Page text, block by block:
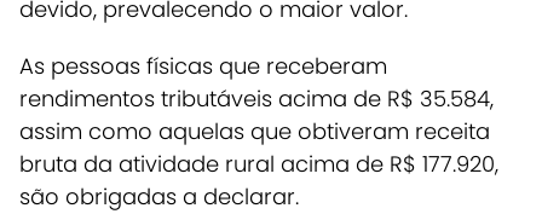
devido, prevalecendo o maior valor.
As pessoas físicas que receberam
rendimentos tributáveis acima de R$ 35.584,
assim como aquelas que obtiveram receita
bruta da atividade rural acima de R$ 177.920,
são obrigadas a declarar.